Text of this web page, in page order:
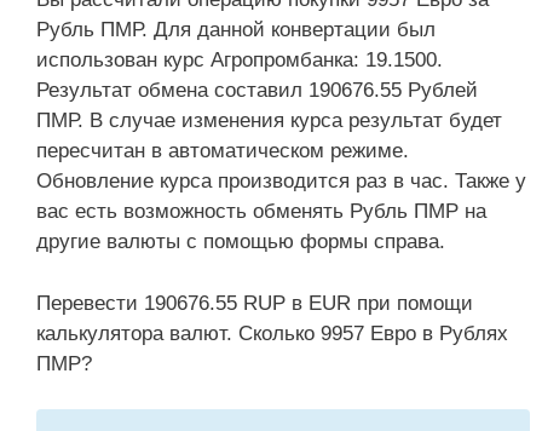
Рубль ПМР. Для данной конвертации был
использован курс Агропромбанка: 19.1500.
Результат обмена составил 190676.55 Рублей
ПМР. В случае изменения курса результат будет
пересчитан в автоматическом режиме.
Обновление курса производится раз в час. Также у
вас есть возможность обменять Рубль ПМР на
другие валюты с помощью формы справа.
Перевести 190676.55 RUP в EUR при помощи
калькулятора валют. Сколько 9957 Евро в Рублях
ПМР?